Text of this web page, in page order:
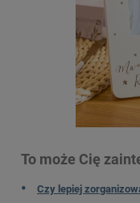
To może Cię
Czy lepiej